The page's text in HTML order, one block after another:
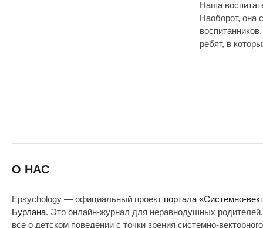
Наша
Наоборот, она
ребят, в
О НАС
Epsychology — официальный проект портала «Системно-
Бурлана. Это онлайн-журнал для неравнодушных
все о детском поведении с точки зрения системно-